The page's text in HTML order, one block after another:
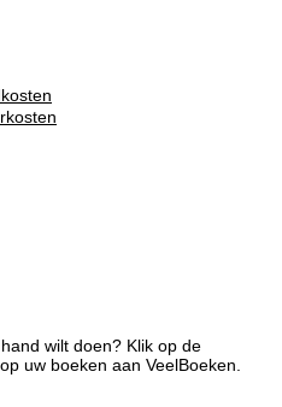
wilt doen? Klik op de
uw boeken aan VeelBoeken.